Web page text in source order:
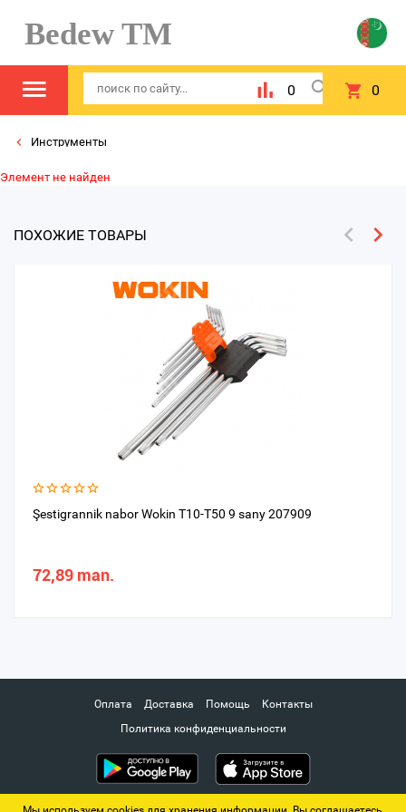
Bedew TM
0 0
Инструменты
Элемент не найден
ПОХОЖИЕ ТОВАРЫ
Şestigrannik nabor Wokin T10-T50 9 sany 207909
72,89 man.
Оплата Доставка Помощь
Контакты
Политика конфиденциальности